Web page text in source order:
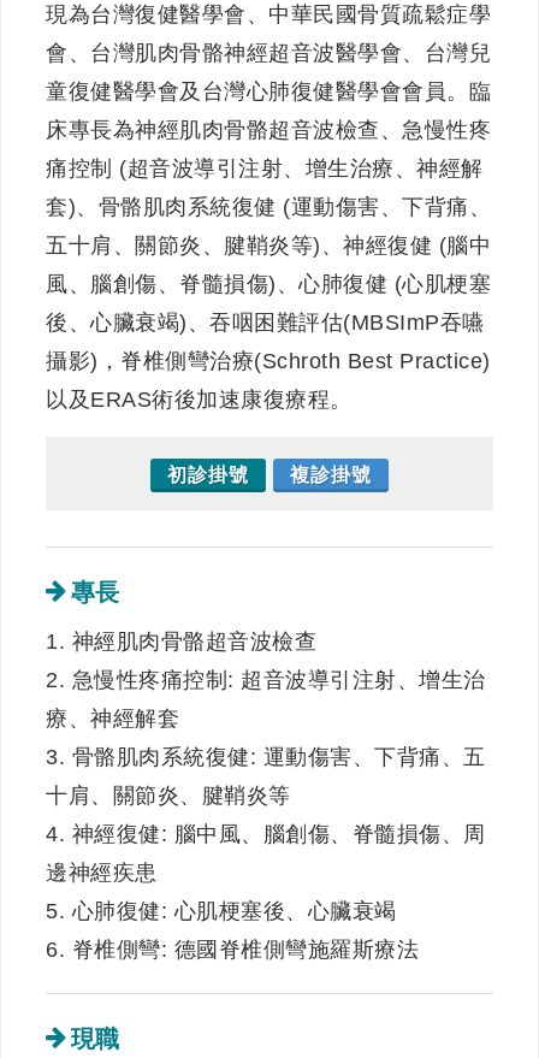
現為台灣復健醫學會、中華民國骨質疏鬆症學
會、台灣肌肉骨骼神經超音波醫學會、台灣兒
童復健醫學會及台灣心肺復健醫學會會員。臨
床專長為神經肌肉骨骼超音波檢查、急慢性疼
痛控制 (超音波導引注射、增生治療、神經解
套)、骨骼肌肉系統復健 (運動傷害、下背痛、
五十肩、關節炎、腱鞘炎等)、神經復健 (腦中
風、腦創傷、脊髓損傷)、心肺復健 (心肌梗塞
後、心臟衰竭)、吞咽困難評估(MBSImP吞嚥
攝影)，脊椎側彎治療(Schroth Best Practice)
以及ERAS術後加速康復療程。
初診掛號 複診掛號
專長
1. 神經肌肉骨骼超音波檢查
2. 急慢性疼痛控制: 超音波導引注射、增生治
療、神經解套
3. 骨骼肌肉系統復健: 運動傷害、下背痛、五
十肩、關節炎、腱鞘炎等
4. 神經復健: 腦中風、腦創傷、脊髓損傷、周
邊神經疾患
5. 心肺復健: 心肌梗塞後、心臟衰竭
6. 脊椎側彎: 德國脊椎側彎施羅斯療法
現職